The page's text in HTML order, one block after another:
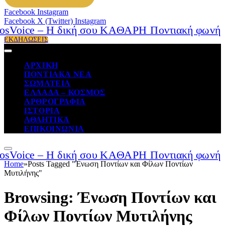
Facebook Instagram
Facebook X (Twitter) Instagram
ΕΚΔΗΛΩΣΕΙΣ
ΑΡΧΙΚΗ
ΠΟΝΤΙΑΚΑ ΝΕΑ
ΣΩΜΑΤΕΙΑ
ΕΛΛΑΔΑ – ΚΟΣΜΟΣ
ΑΡΘΡΟΓΡΑΦΙΑ
ΙΣΤΟΡΙΑ
ΑΘΛΗΤΙΚΑ
ΕΠΙΚΟΙΝΩΝΙΑ
Home»Posts Tagged "Ένωση Ποντίων και Φίλων Ποντίων
Μυτιλήνης"
Browsing:Ένωση Ποντίων και
Φίλων Ποντίων Μυτιλήνης